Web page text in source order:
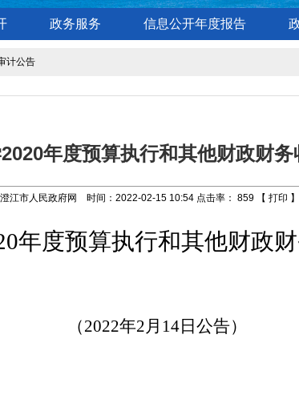
政务服务 信息公开年度报告
计公告
年度预算执行和其他财政财
江市人民政府网 时间：2022-02-15 10:54 点击率： 859 【 打印
年度预算执行和其他财政
（2022年2月 14日公告）